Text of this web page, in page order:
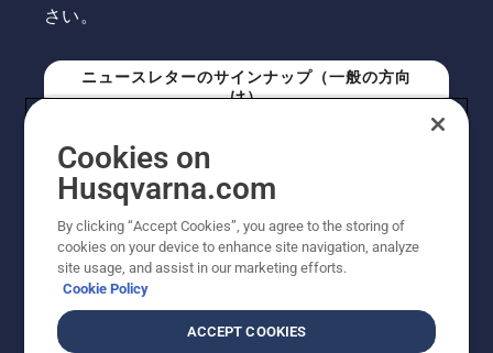
さい。
ニュースレターのサインナップ（一般の方向
け）
ニュースレターのサインアップ（プロの方向
け）
Cookies on
Husqvarna.com
By clicking “Accept Cookies”, you agree to the storing of
cookies on your device to enhance site navigation, analyze
site usage, and assist in our marketing efforts.
Cookie Policy
ACCEPT COOKIES